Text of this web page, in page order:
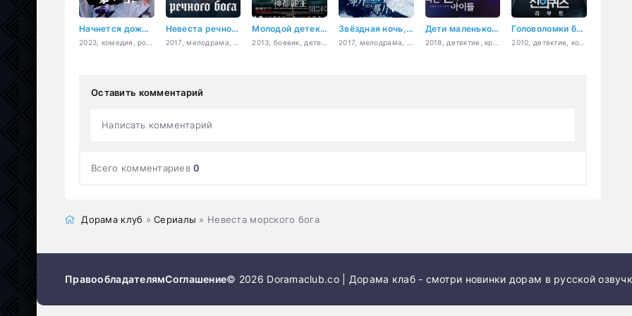
Начнется дождь, я позову тебя к себе Невеста речного Бога Молодой детектив Ди: Восстание морского дракона Звёздная ночь, звёздное море Дети маленького бога Головоломки бога
Оставить комментарий
Написать комментарий
Всего комментариев0
Дорама клуб »Сериалы » Невеста морского бога
ПравообладателямСоглашение© 2026 Doramaclub.co | Дорама клаб - смотри новинки дорам в русской